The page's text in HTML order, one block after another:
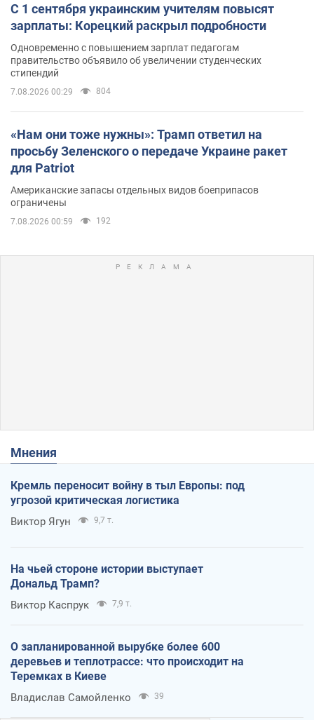
С 1 сентября украинским учителям повысят
зарплаты: Корецкий раскрыл подробности
Одновременно с повышением зарплат педагогам
правительство объявило об увеличении студенческих
стипендий
7.08.2026 00:29 804
«Нам они тоже нужны»: Трамп ответил на
просьбу Зеленского о передаче Украине ракет
для Patriot
Американские запасы отдельных видов боеприпасов
ограничены
7.08.2026 00:59 192
Мнения
Кремль переносит войну в тыл Европы: под
угрозой критическая логистика
Виктор Ягун 9,7 т.
На чьей стороне истории выступает
Дональд Трамп?
Виктор Каспрук 7,9 т.
О запланированной вырубке более 600
деревьев и теплотрассе: что происходит на
Теремках в Киеве
Владислав Самойленко 39